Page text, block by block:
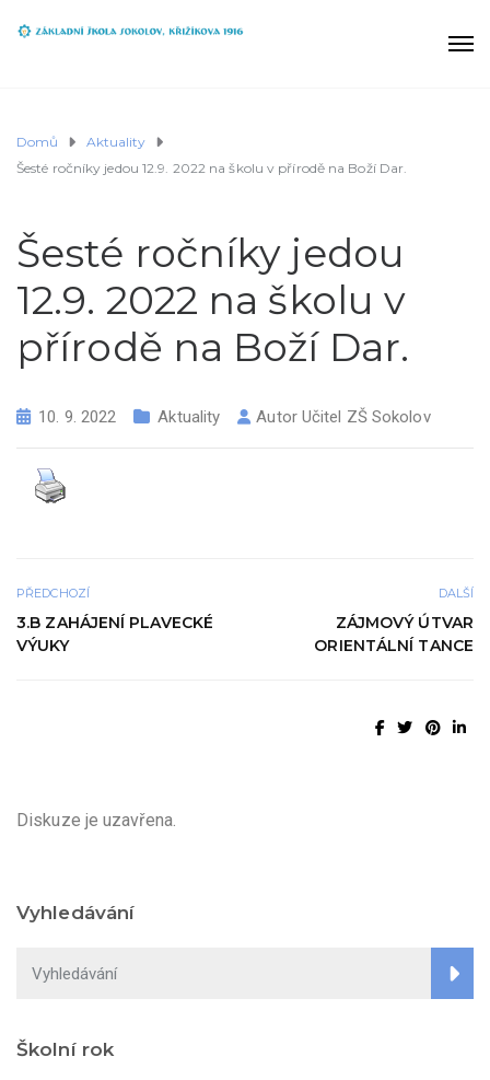
Domů
Aktuality
Šesté ročníky jedou 12.9. 2022 na školu v přírodě na Boží Dar.
Šesté ročníky jedou
12.9. 2022 na školu v
přírodě na Boží Dar.
10. 9. 2022 Aktuality Autor Učitel ZŠ Sokolov
PŘEDCHOZÍ
3.B ZAHÁJENÍ PLAVECKÉ
VÝUKY
DALŠÍ
ZÁJMOVÝ ÚTVAR
ORIENTÁLNÍ TANCE
Diskuze je uzavřena.
Vyhledávání
Školní rok